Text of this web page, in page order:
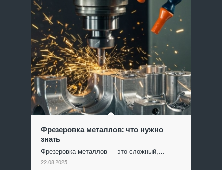
Фрезеровка металлов: что нужно
знать
Фрезеровка металлов — это сложный,…
22.08.2025